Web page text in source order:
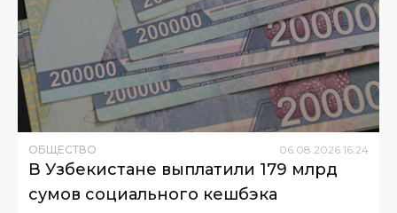
ОБЩЕСТВО 06 08 2026 16:24
В Узбекистане выплатили 179 млрд
сумов социального кешбэка